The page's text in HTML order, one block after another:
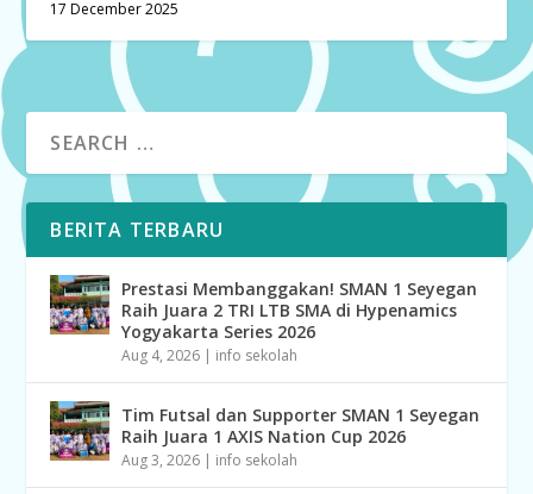
17 December 2025
BERITA TERBARU
Prestasi Membanggakan! SMAN 1 Seyegan
Raih Juara 2 TRI LTB SMA di Hypenamics
Yogyakarta Series 2026
Aug 4, 2026 | info sekolah
Tim Futsal dan Supporter SMAN 1 Seyegan
Raih Juara 1 AXIS Nation Cup 2026
Aug 3, 2026 | info sekolah